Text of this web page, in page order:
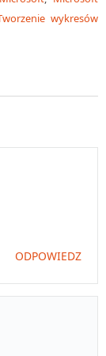
wykresów
ODPOWIEDZ